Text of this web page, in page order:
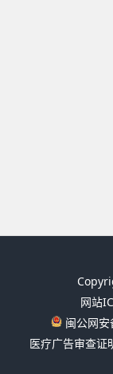
网站
闽公网安
医疗广告审查证